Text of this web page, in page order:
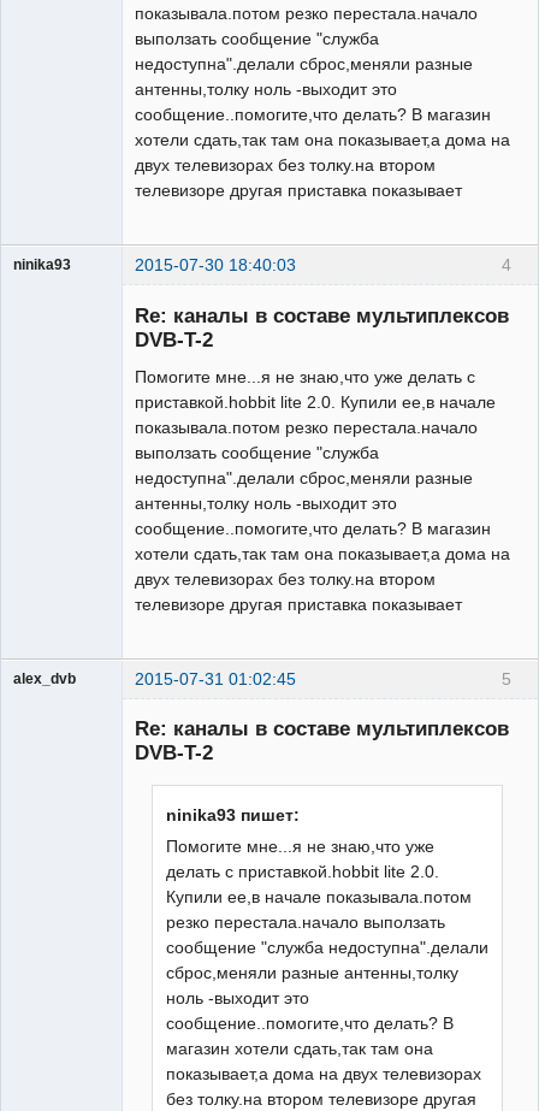
показывала.потом резко перестала.начало
выползать сообщение "служба
недоступна".делали сброс,меняли разные
антенны,толку ноль -выходит это
сообщение..помогите,что делать? В магазин
хотели сдать,так там она показывает,а дома на
двух телевизорах без толку.на втором
телевизоре другая приставка показывает
4
ninika93 2015-07-30 18:40:03
Re: каналы в составе мультиплексов
DVB-T-2
Помогите мне...я не знаю,что уже делать с
приставкой.hobbit lite 2.0. Купили ее,в начале
показывала.потом резко перестала.начало
выползать сообщение "служба
недоступна".делали сброс,меняли разные
антенны,толку ноль -выходит это
сообщение..помогите,что делать? В магазин
хотели сдать,так там она показывает,а дома на
двух телевизорах без толку.на втором
телевизоре другая приставка показывает
5
alex_dvb 2015-07-31 01:02:45
Re: каналы в составе мультиплексов
DVB-T-2
ninika93 пишет:
Помогите мне...я не знаю,что уже
делать с приставкой.hobbit lite 2.0.
Купили ее,в начале показывала.потом
резко перестала.начало выползать
сообщение "служба недоступна".делали
сброс,меняли разные антенны,толку
ноль -выходит это
сообщение..помогите,что делать? В
магазин хотели сдать,так там она
показывает,а дома на двух телевизорах
без толку.на втором телевизоре другая